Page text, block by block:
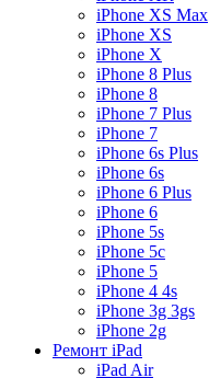
iPhone XS Max
iPhone XS
iPhone X
iPhone 8 Plus
iPhone 8
iPhone 7 Plus
iPhone 7
iPhone 6s Plus
iPhone 6s
iPhone 6 Plus
iPhone 6
iPhone 5s
iPhone 5c
iPhone 5
iPhone 4 4s
iPhone 3g 3gs
iPhone 2g
Ремонт iPad
iPad Air